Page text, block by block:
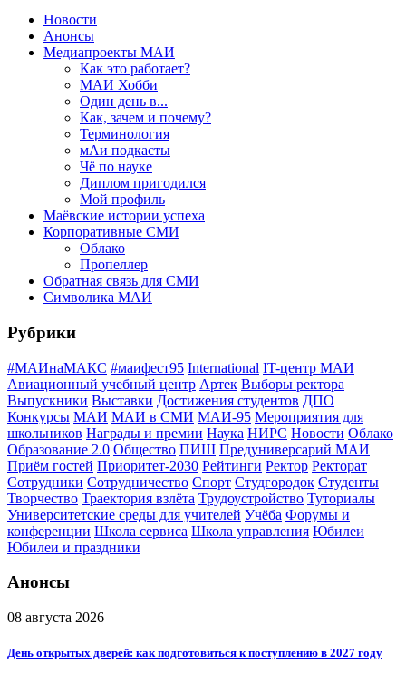
Новости
Анонсы
Медиапроекты МАИ
Как это работает?
МАИ Хобби
Один день в...
Как, зачем и почему?
Терминология
мАи подкасты
Чё по науке
Диплом пригодился
Мой профиль
Маёвские истории успеха
Корпоративные СМИ
Облако
Пропеллер
Обратная связь для СМИ
Символика МАИ
Рубрики
#МАИнаМАКС #маифест95 International IT-центр МАИ
Авиационный учебный центр Артек Выборы ректора
Выпускники Выставки Достижения студентов ДПО
Конкурсы МАИ МАИ в СМИ МАИ-95 Мероприятия для
школьников Награды и премии Наука НИРС Новости Облако
Образование 2.0 Общество ПИШ Предуниверсарий МАИ
Приём гостей Приоритет-2030 Рейтинги Ректор Ректорат
Сотрудники Сотрудничество Спорт Студгородок Студенты
Творчество Траектория взлёта Трудоустройство Туториалы
Университетские среды для учителей Учёба Форумы и
конференции Школа сервиса Школа управления Юбилеи
Юбилеи и праздники
Анонсы
08 августа 2026
День открытых дверей: как подготовиться к поступлению в 2027 году